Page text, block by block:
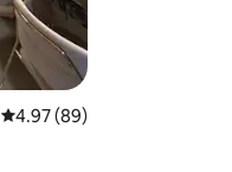
5 ರಲ್ಲಿ 4.97 ಸರಾಸರಿ ರೇಟಿಂಗ್, 89
4.97 (89)